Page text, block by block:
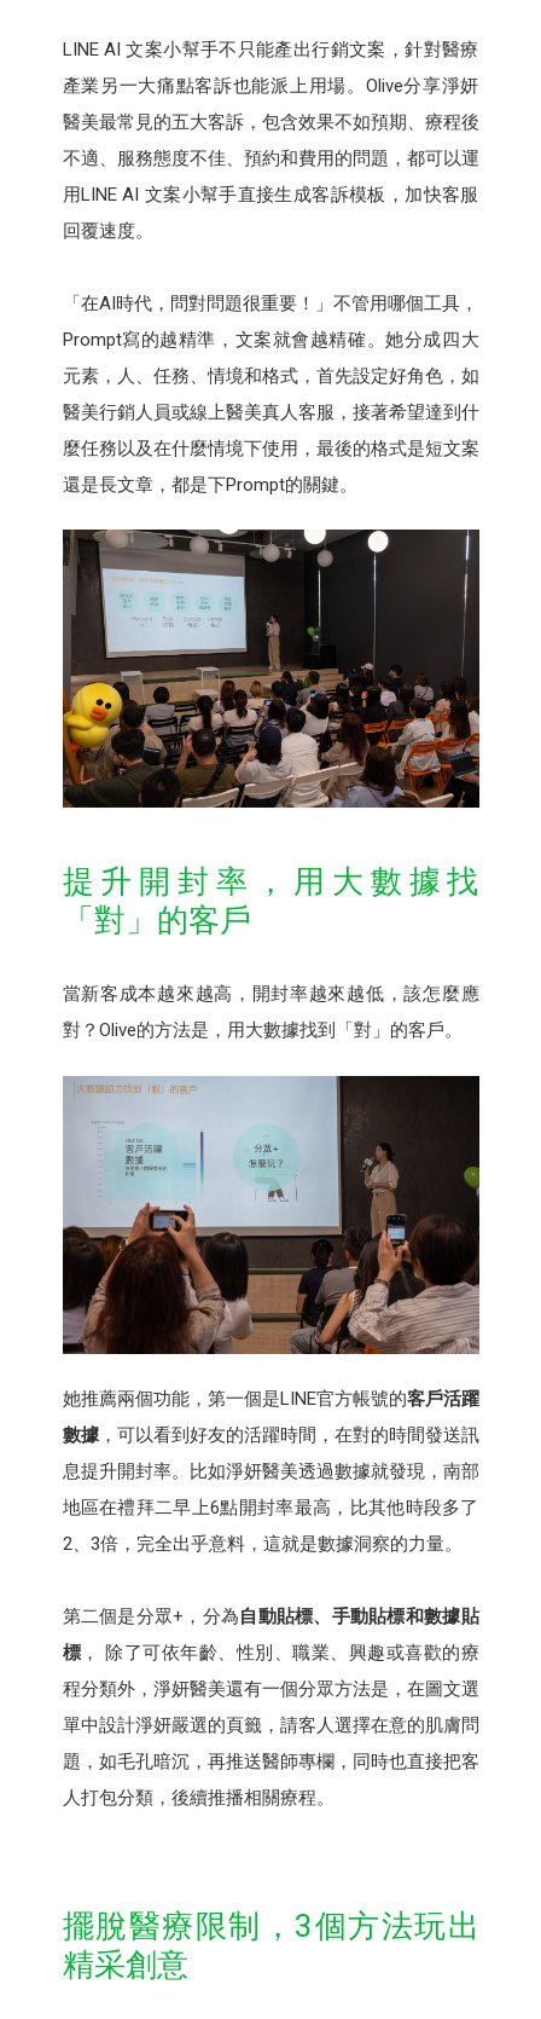
LINE AI 文案小幫手不只能產出行銷文案，針對醫療
產業另一大痛點客訴也能派上用場。Olive分享淨妍
醫美最常見的五大客訴，包含效果不如預期、療程後
不適、服務態度不佳、預約和費用的問題，都可以運
用LINE AI 文案小幫手直接生成客訴模板，加快客服
回覆速度。
「在AI時代，問對問題很重要！」不管用哪個工具，
Prompt寫的越精準，文案就會越精確。她分成四大
元素，人、任務、情境和格式，首先設定好角色，如
醫美行銷人員或線上醫美真人客服，接著希望達到什
麼任務以及在什麼情境下使用，最後的格式是短文案
還是長文章，都是下Prompt的關鍵。
提升開封率，用大數據找
「對」的客戶
當新客成本越來越高，開封率越來越低，該怎麼應
對？Olive的方法是，用大數據找到「對」的客戶。
她推薦兩個功能，第一個是LINE官方帳號的客戶活躍
數據，可以看到好友的活躍時間，在對的時間發送訊
息提升開封率。比如淨妍醫美透過數據就發現，南部
地區在禮拜二早上6點開封率最高，比其他時段多了
2、3倍，完全出乎意料，這就是數據洞察的力量。
第二個是分眾+，分為自動貼標、手動貼標和數據貼
標 ， 除了可依年齡、性別、職業、興趣或喜歡的療
程分類外，淨妍醫美還有一個分眾方法是，在圖文選
單中設計淨妍嚴選的頁籤，請客人選擇在意的肌膚問
題，如毛孔暗沉，再推送醫師專欄，同時也直接把客
人打包分類，後續推播相關療程。
擺脫醫療限制，3個方法玩出
精采創意